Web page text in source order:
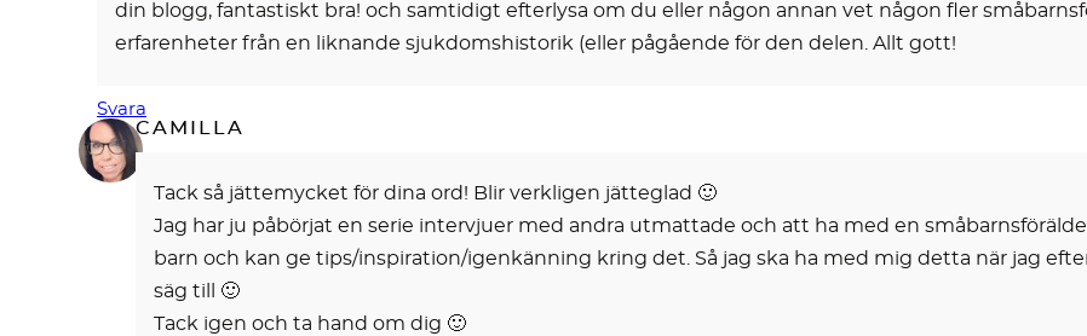
din blogg, fantastiskt bra! och samtidigt efterlysa om du eller någon annan vet någon fler
erfarenheter från en liknande sjukdomshistorik (eller pågående för den delen. Allt gott!
Svara
CAMILLA
Tack så jättemycket för dina ord! Blir verkligen jätteglad 🙂
Jag har ju påbörjat en serie intervjuer med andra utmattade och att ha med en
barn och kan ge tips/inspiration/igenkänning kring det. Så jag ska ha med mig detta när jag
säg till 🙂
Tack igen och ta hand om dig 🙂